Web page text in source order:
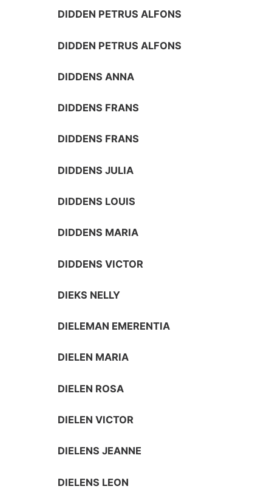
DIDDEN PETRUS ALFONS
DIDDEN PETRUS ALFONS
DIDDENS ANNA
DIDDENS FRANS
DIDDENS FRANS
DIDDENS JULIA
DIDDENS LOUIS
DIDDENS MARIA
DIDDENS VICTOR
DIEKS NELLY
DIELEMAN EMERENTIA
DIELEN MARIA
DIELEN ROSA
DIELEN VICTOR
DIELENS JEANNE
DIELENS LEON